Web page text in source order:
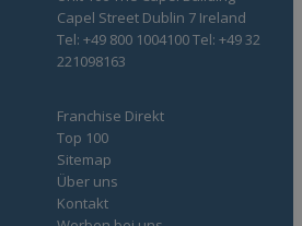
Franchise Direkt
Top 100
Sitemap
Über uns
Kontakt
Capel Street Dublin 7 Ireland
Tel: +49 800 1004100 Tel: +49 32
221098163